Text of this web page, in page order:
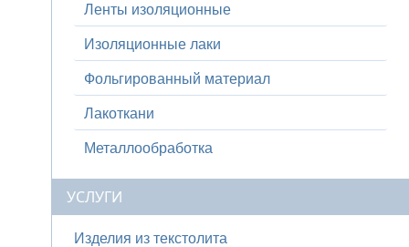
Ленты изоляционные
Изоляционные лаки
Фольгированный материал
Лакоткани
Металлообработка
УСЛУГИ
Изделия из текстолита